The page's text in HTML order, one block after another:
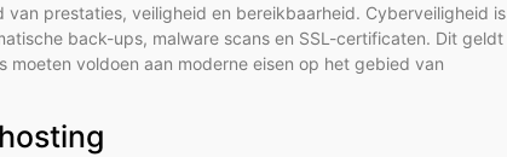
prestaties, veiligheid en bereikbaarheid. Cyberveiligheid is
back-ups, malware scans en SSL-certificaten. Dit geldt
voldoen aan moderne eisen op het gebied van